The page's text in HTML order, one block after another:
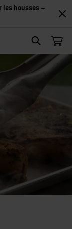
SEARCH
les housses –